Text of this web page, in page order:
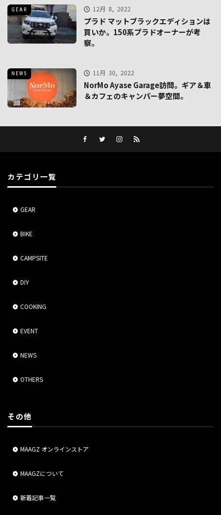
12月 8, 2022
GEAR
プラド マットブラックエディションは
買いか。150系プラドオーナーが考
察。
11月 30, 2022
NEWS
NorMo Ayase Garage訪問。ギア＆車
＆カフェのキャンパー夢空間。
カテゴリ一覧
GEAR
BIKE
CAMPSITE
DIY
COOKING
EVENT
NEWS
OTHERS
その他
MAAGZ オンラインストア
MAAGZについて
新着記事一覧